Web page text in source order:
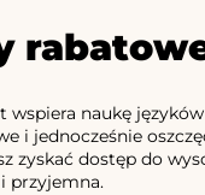
wspiera naukę
i jednocześnie
zyskać dostęp do
przyjemna.